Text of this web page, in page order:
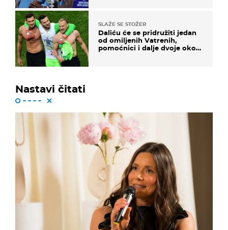
SLAŽE SE STOŽER
Daliću će se pridružiti jedan
od omiljenih Vatrenih,
pomoćnici i dalje dvoje oko
Nastavi čitati